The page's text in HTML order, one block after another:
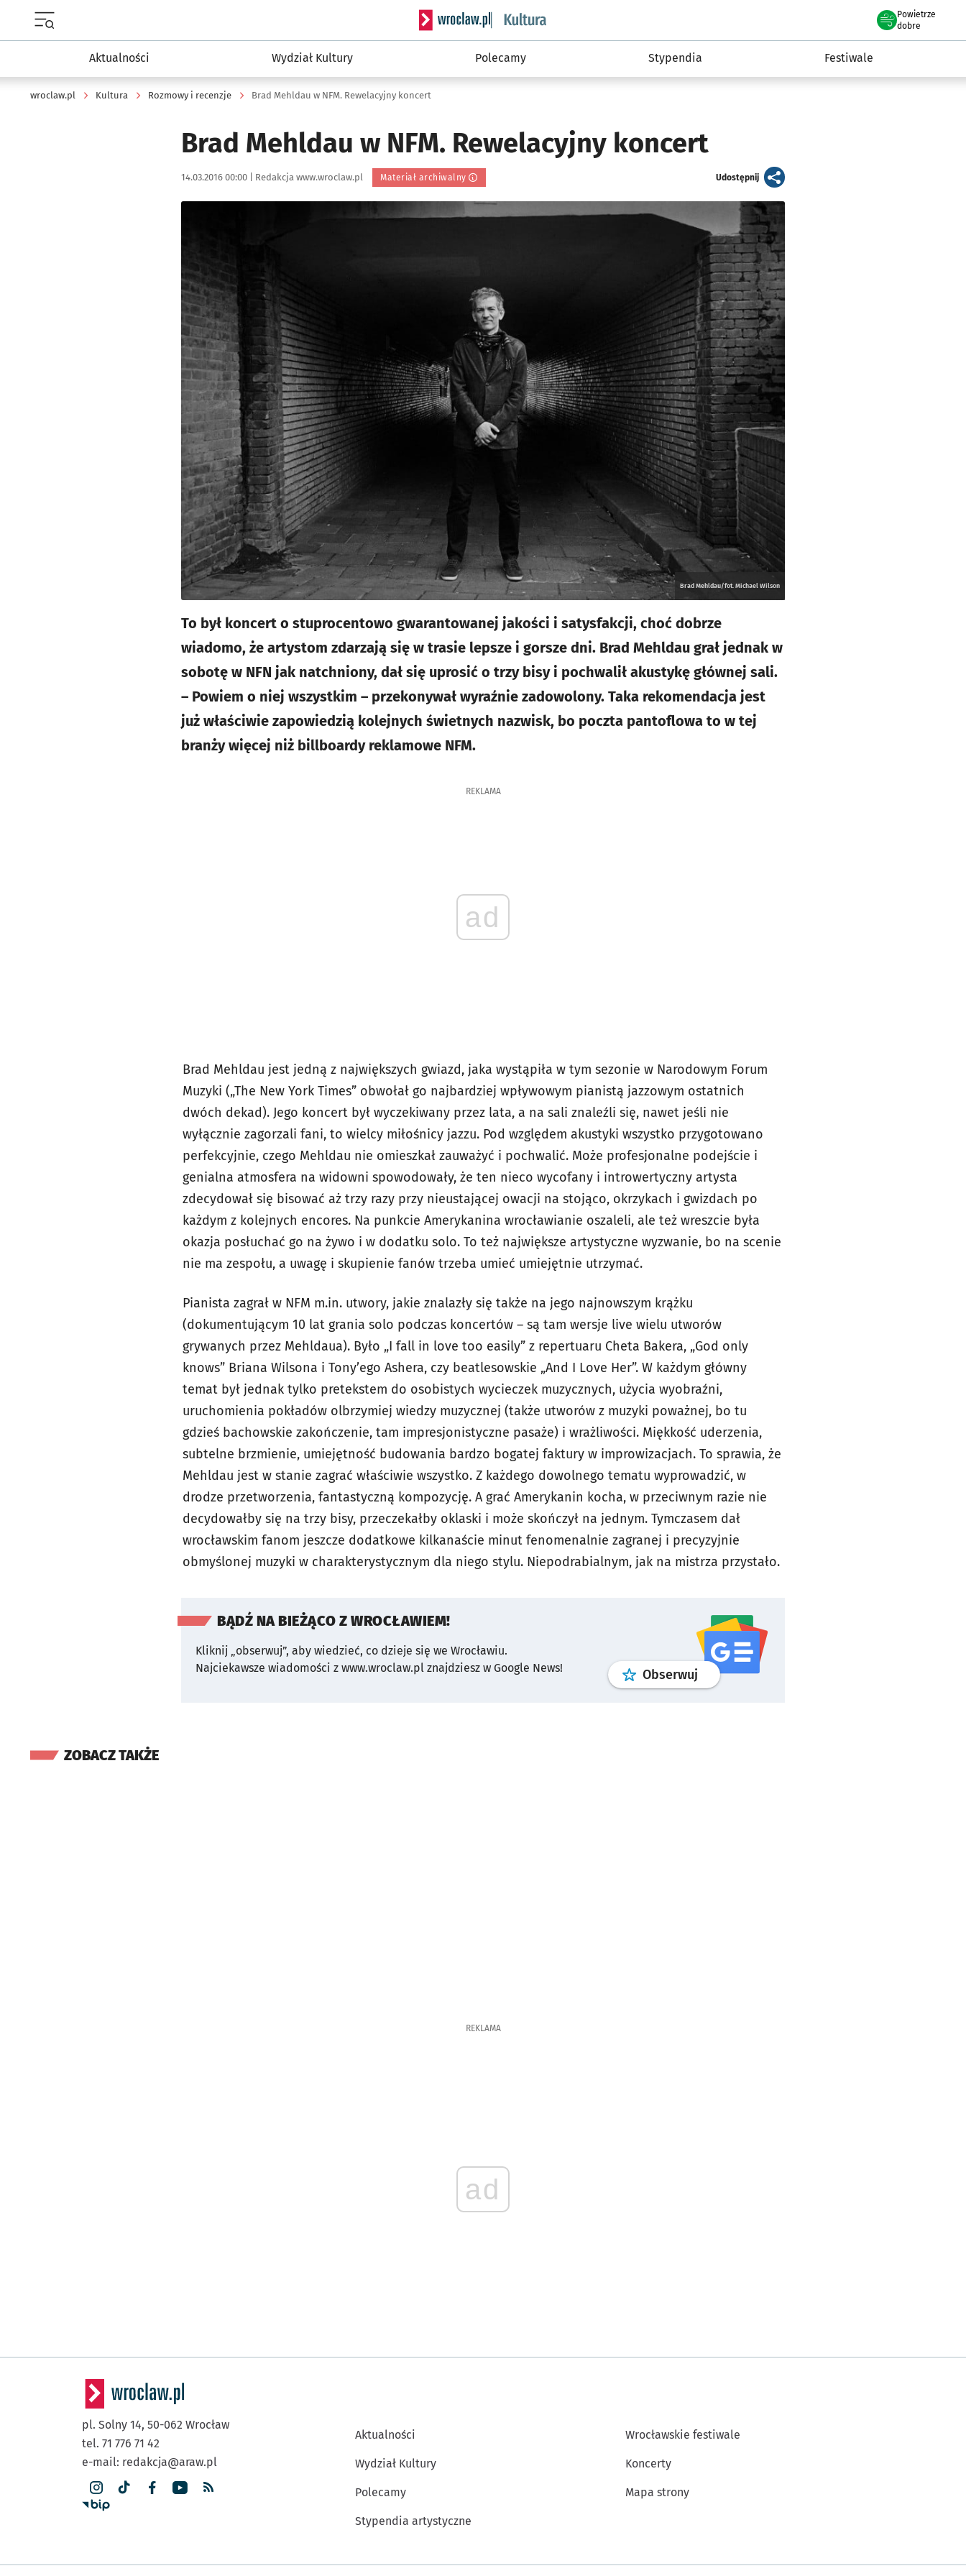
Serwis informacyjny wroclaw.pl podserwis: Kultura
Powietrze
we Wrocławiu
dobre
Aktualności Wydział Kultury Polecamy Stypendia Festiwale
wroclaw.pl Kultura Rozmowy i recenzje Brad Mehldau w NFM. Rewelacyjny koncert
Brad Mehldau w NFM. Rewelacyjny koncert
Data publikacji:
14.03.2016 00:00 | Autor:
Redakcja www.wroclaw.pl Materiał archiwalny Udostępnijartykuł
Brad Mehldau/fot. Michael Wilson
To był koncert o stuprocentowo gwarantowanej jakości i satysfakcji, choć dobrze
wiadomo, że artystom zdarzają się w trasie lepsze i gorsze dni. Brad Mehldau grał jednak w
sobotę w NFN jak natchniony, dał się uprosić o trzy bisy i pochwalił akustykę głównej sali.
– Powiem o niej wszystkim – przekonywał wyraźnie zadowolony. Taka rekomendacja jest
już właściwie zapowiedzią kolejnych świetnych nazwisk, bo poczta pantoflowa to w tej
branży więcej niż billboardy reklamowe NFM.
REKLAMA
ad
Brad Mehldau jest jedną z największych gwiazd, jaka wystąpiła w tym sezonie w Narodowym Forum
Muzyki („The New York Times” obwołał go najbardziej wpływowym pianistą jazzowym ostatnich
dwóch dekad). Jego koncert był wyczekiwany przez lata, a na sali znaleźli się, nawet jeśli nie
wyłącznie zagorzali fani, to wielcy miłośnicy jazzu. Pod względem akustyki wszystko przygotowano
perfekcyjnie, czego Mehldau nie omieszkał zauważyć i pochwalić. Może profesjonalne podejście i
genialna atmosfera na widowni spowodowały, że ten nieco wycofany i introwertyczny artysta
zdecydował się bisować aż trzy razy przy nieustającej owacji na stojąco, okrzykach i gwizdach po
każdym z kolejnych encores. Na punkcie Amerykanina wrocławianie oszaleli, ale też wreszcie była
okazja posłuchać go na żywo i w dodatku solo. To też największe artystyczne wyzwanie, bo na scenie
nie ma zespołu, a uwagę i skupienie fanów trzeba umieć umiejętnie utrzymać.
Pianista zagrał w NFM m.in. utwory, jakie znalazły się także na jego najnowszym krążku
(dokumentującym 10 lat grania solo podczas koncertów – są tam wersje live wielu utworów
grywanych przez Mehldaua). Było „I fall in love too easily” z repertuaru Cheta Bakera, „God only
knows” Briana Wilsona i Tony’ego Ashera, czy beatlesowskie „And I Love Her”. W każdym główny
temat był jednak tylko pretekstem do osobistych wycieczek muzycznych, użycia wyobraźni,
uruchomienia pokładów olbrzymiej wiedzy muzycznej (także utworów z muzyki poważnej, bo tu
gdzieś bachowskie zakończenie, tam impresjonistyczne pasaże) i wrażliwości. Miękkość uderzenia,
subtelne brzmienie, umiejętność budowania bardzo bogatej faktury w improwizacjach. To sprawia, że
Mehldau jest w stanie zagrać właściwie wszystko. Z każdego dowolnego tematu wyprowadzić, w
drodze przetworzenia, fantastyczną kompozycję. A grać Amerykanin kocha, w przeciwnym razie nie
decydowałby się na trzy bisy, przeczekałby oklaski i może skończył na jednym. Tymczasem dał
wrocławskim fanom jeszcze dodatkowe kilkanaście minut fenomenalnie zagranej i precyzyjnie
obmyślonej muzyki w charakterystycznym dla niego stylu. Niepodrabialnym, jak na mistrza przystało.
BĄDŹ NA BIEŻĄCO Z WROCŁAWIEM!
Kliknij „obserwuj”, aby wiedzieć, co dzieje się we Wrocławiu.
Najciekawsze wiadomości z www.wroclaw.pl znajdziesz w Google News!
Obserwuj profilgoogle news
ZOBACZ TAKŻE
REKLAMA
ad
pl. Solny 14, 50-062 Wrocław
tel. 71 776 71 42
e-mail: redakcja@araw.pl
Aktualności
Wydział Kultury
Polecamy
Stypendia artystyczne
Wrocławskie festiwale
Koncerty
Mapa strony